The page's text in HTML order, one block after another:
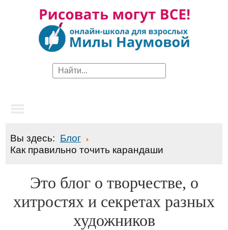
Вы здесь: Блог
Как правильно точить карандаши
Это блог о творчестве, о
хитростях и секретах разных
художников